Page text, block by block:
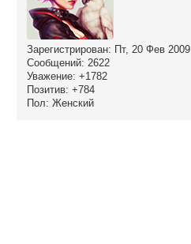
Зарегистрирован: Пт, 20 Фев 2009
Сообщений: 2622
Уважение: +1782
Позитив: +784
Пол: Женский